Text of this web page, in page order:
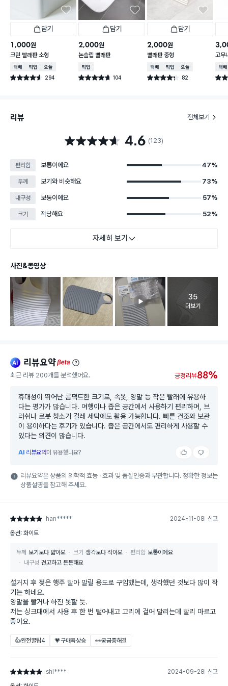
담기
1,000원
크린 빨래판 소형
택배배송매장픽업오늘배송
별점 4.6점 294
건 작성
담기
2,000원
논슬립 빨래판
매장픽업
별점 4.7점 104
건 작성
담기
2,000원
빨래판 중형
택배배송매장픽업오늘배송
별점 4.3점 82
건 작성
고무
택배
별점
리뷰 전체보기
별점 4.6점 4.6 (123)
편리함 보통이에요 47%
두께 보기와 비슷해요 73%
내구성 보통이에요 57%
크기 적당해요 52%
자세히 보기
사진&동영상
고객 리뷰
35
더보기
ai 리뷰요약beta
최근 리뷰 200개를 분석했어요. 긍정리뷰88%
휴대성이 뛰어난 콤팩트한 크기로, 속옷, 양말 등 작은 빨래에 유용하
다는 평가가 많습니다. 여행이나 좁은 공간에서 사용하기 편리하며, 브
러쉬나 로봇 청소기 걸레 세탁에도 활용 가능합니다. 빠른 건조와 보관
이 용이하다는 후기가 있습니다. 좁은 공간에서도 편리하게 사용할 수
있다는 의견이 많습니다.
AI 리뷰요약이 유용했나요?
리뷰요약은 상품의 의학적 효능 · 효과 및 품질인증과 무관합니다. 정확한 정보는
상품설명을 참고해 주세요.
별점 5점 han***** 2024-11-08 신고
옵션: 화이트
두께 보기보다 얇아요 크기 생각보다 작아요 편리함 보통이에요
내구성 견고하고 튼튼해요
설거지 후 젖은 행주 빨아 말릴 용도로 구입했는데, 생각했던 것보다 많이 작
기는 하네요.
양말을 빨거나 하진 못할 듯.
저는 싱크대에서 사용 후 한 번 털어내고 고리에 걸어 말리는데 빨리 마르고
좋아요.
👍완전꿀팁4 💗구매욕상승 👀궁금증해결
별점 5점 shl**** 2024-09-28 신고